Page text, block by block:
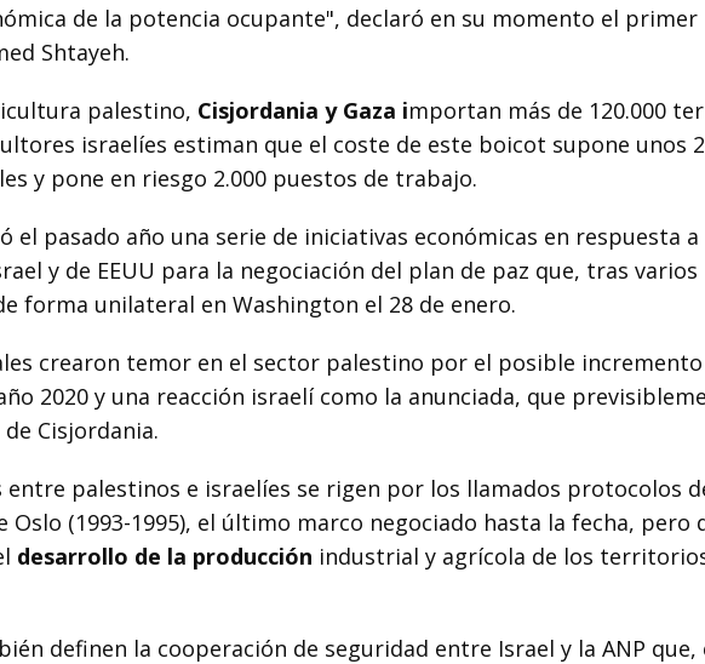
de la potencia ocupante", declaró en su momento el primer
Shtayeh.
palestino, Cisjordania y Gaza importan más de 120.000
israelíes estiman que el coste de este boicot supone unos
y pone en riesgo 2.000 puestos de trabajo.
el pasado año una serie de iniciativas económicas en respuesta a
y de EEUU para la negociación del plan de paz que, tras varios
forma unilateral en Washington el 28 de enero.
crearon temor en el sector palestino por el posible
2020 y una reacción israelí como la anunciada, que
Cisjordania.
entre palestinos e israelíes se rigen por los llamados protocolos
Oslo (1993-1995), el último marco negociado hasta la fecha, pero
desarrollo de la producción industrial y agrícola de los
definen la cooperación de seguridad entre Israel y la ANP que,